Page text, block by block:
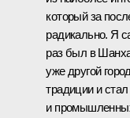
который за
радикально. Я
раз был в
уже другой
традиции и
и